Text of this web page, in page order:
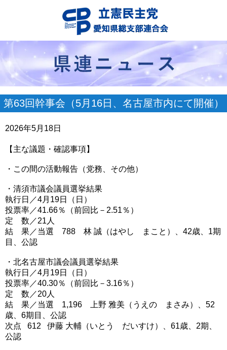
第63回幹事会（5月16日、名古屋市内にて開催）
2026年5月18日
【主な議題・確認事項】
・この間の活動報告（党務、その他）
・清須市議会議員選挙結果
執行日／4月19日（日）
投票率／41.66％（前回比－2.51％）
定 数／21人
結 果／当選 788 林 誠（はやし まこと）、42歳、1期
目、公認
・北名古屋市議会議員選挙結果
執行日／4月19日（日）
投票率／40.30％（前回比－3.16％）
定 数／20人
結 果／当選 1,196 上野 雅美（うえの まさみ）、52
歳、6期目、公認
次点 612 伊藤 大輔（いとう だいすけ）、61歳、2期、
公認